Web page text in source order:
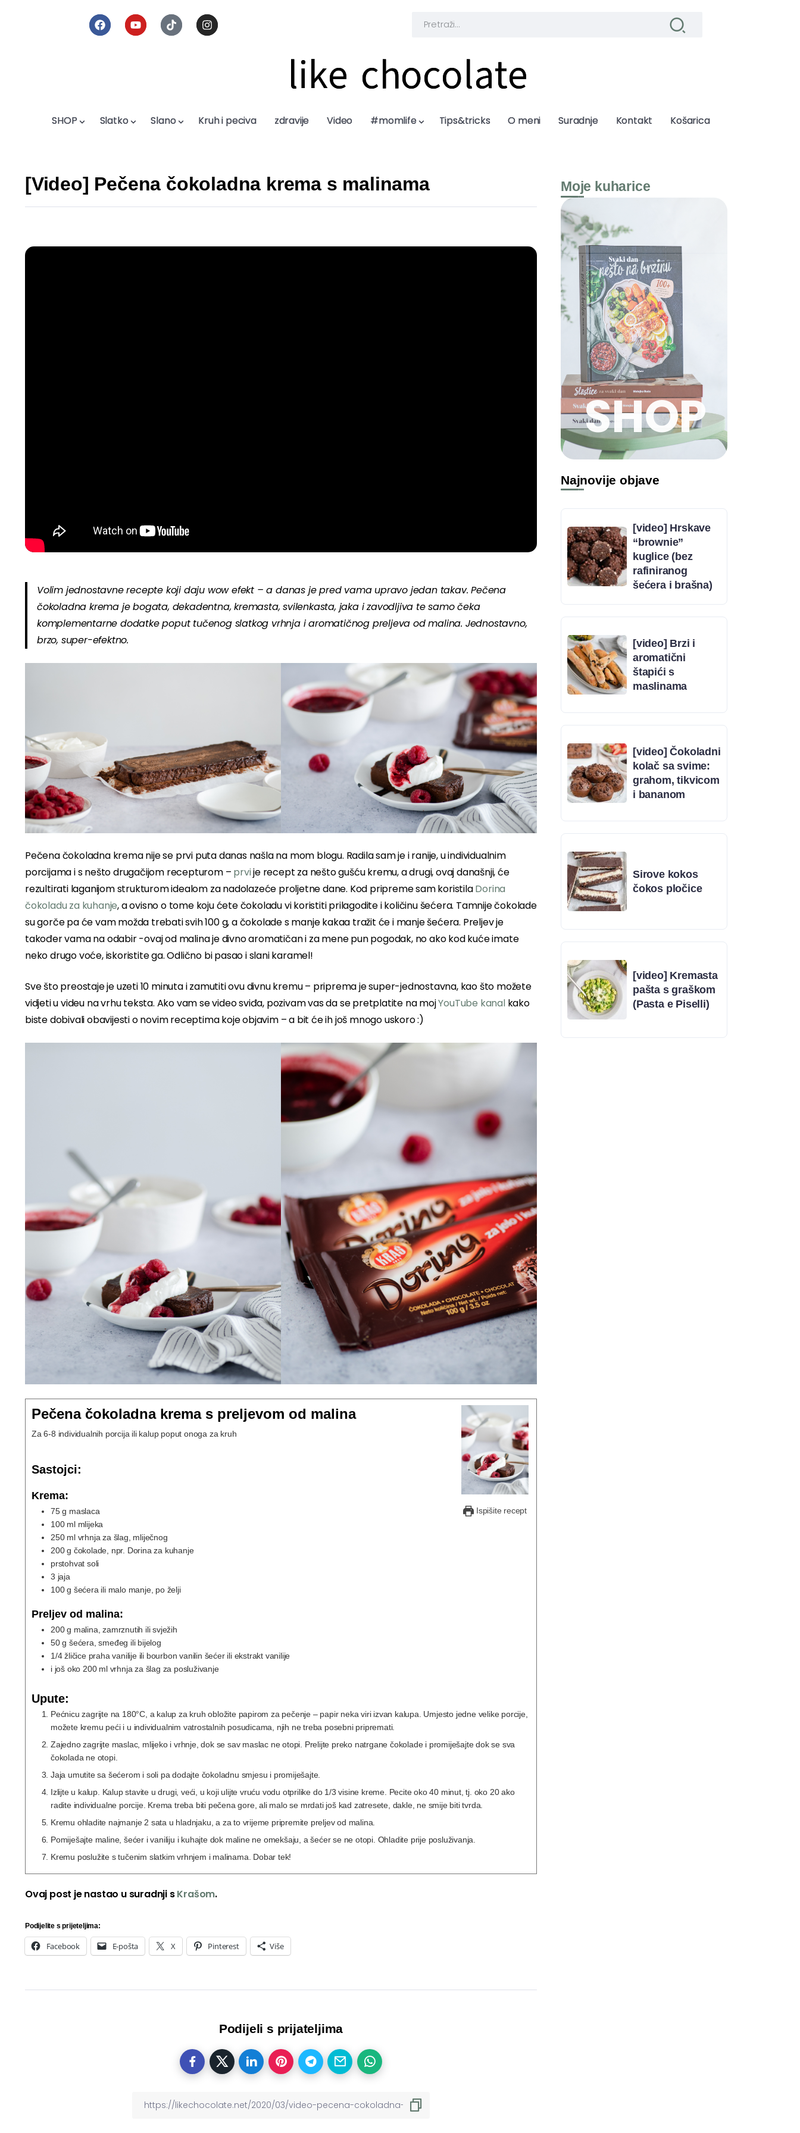
like chocolate
SHOP Slatko Slano Kruh i peciva zdravije Video #momlife Tips&tricks O meni Suradnje Kontakt Košarica
like chocolate
SHOP Slatko Slano Kruh i peciva zdravije Video #momlife Tips&tricks O meni Suradnje Kontakt Košarica
[Video] Pečena čokoladna krema s malinama
Volim jednostavne recepte koji daju wow efekt – a danas je pred vama upravo jedan takav. Pečena
čokoladna krema je bogata, dekadentna, kremasta, svilenkasta, jaka i zavodljiva te samo čeka
komplementarne dodatke poput tučenog slatkog vrhnja i aromatičnog preljeva od malina. Jednostavno,
brzo, super-efektno.
Pečena čokoladna krema nije se prvi puta danas našla na mom blogu. Radila sam je i ranije, u individualnim
porcijama i s nešto drugačijom recepturom – prvije recept za nešto gušću kremu, a drugi, ovaj današnji, će
rezultirati laganijom strukturom idealom za nadolazeće proljetne dane. Kod pripreme sam koristilaDorina
čokoladu za kuhanje, a ovisno o tome koju ćete čokoladu vi koristiti prilagodite i količinu šećera. Tamnije čokolade
su gorče pa će vam možda trebati svih 100 g, a čokolade s manje kakaa tražit će i manje šećera. Preljev je
također vama na odabir -ovaj od malina je divno aromatičan i za mene pun pogodak, no ako kod kuće imate
neko drugo voće, iskoristite ga. Odlično bi pasao i slani karamel!
Sve što preostaje je uzeti 10 minuta i zamutiti ovu divnu kremu – priprema je super-jednostavna, kao što možete
vidjeti u videu na vrhu teksta. Ako vam se video sviđa, pozivam vas da se pretplatite na mojYouTube kanalkako
biste dobivali obavijesti o novim receptima koje objavim – a bit će ih još mnogo uskoro :)
Ispišite recept
Pečena čokoladna krema s preljevom od malina
Za 6-8 individualnih porcija ili kalup poput onoga za kruh
Sastojci:
Krema:
75 g maslaca
100 ml mlijeka
250 ml vrhnja za šlag, mliječnog
200 g čokolade, npr. Dorina za kuhanje
prstohvat soli
3 jaja
100 g šećera ili malo manje, po želji
Preljev od malina:
200 g malina, zamrznutih ili svježih
50 g šećera, smeđeg ili bijelog
1/4 žličice praha vanilije ili bourbon vanilin šećer ili ekstrakt vanilije
i još oko 200 ml vrhnja za šlag za posluživanje
Upute:
Pećnicu zagrijte na 180°C, a kalup za kruh obložite papirom za pečenje – papir neka viri izvan kalupa. Umjesto jedne velike porcije,
možete kremu peći i u individualnim vatrostalnih posudicama, njih ne treba posebni pripremati.
Zajedno zagrijte maslac, mlijeko i vrhnje, dok se sav maslac ne otopi. Prelijte preko natrgane čokolade i promiješajte dok se sva
čokolada ne otopi.
Jaja umutite sa šećerom i soli pa dodajte čokoladnu smjesu i promiješajte.
Izlijte u kalup. Kalup stavite u drugi, veći, u koji ulijte vruću vodu otprilike do 1/3 visine kreme. Pecite oko 40 minut, tj. oko 20 ako
radite individualne porcije. Krema treba biti pečena gore, ali malo se mrdati još kad zatresete, dakle, ne smije biti tvrda.
Kremu ohladite najmanje 2 sata u hladnjaku, a za to vrijeme pripremite preljev od malina.
Pomiješajte maline, šećer i vaniliju i kuhajte dok maline ne omekšaju, a šećer se ne otopi. Ohladite prije posluživanja.
Kremu poslužite s tučenim slatkim vrhnjem i malinama. Dobar tek!
Ovaj post je nastao u suradnji sKrašom.
Podijelite s prijeteljima:
Facebook E-pošta X Pinterest Više
Podijeli s prijateljima
Moje kuharice
SHOP
Najnovije objave
[video] Hrskave
“brownie”
kuglice (bez
rafiniranog
šećera i brašna)
[video] Brzi i
aromatični
štapići s
maslinama
[video] Čokoladni
kolač sa svime:
grahom, tikvicom
i bananom
Sirove kokos
čokos pločice
[video] Kremasta
pašta s graškom
(Pasta e Piselli)